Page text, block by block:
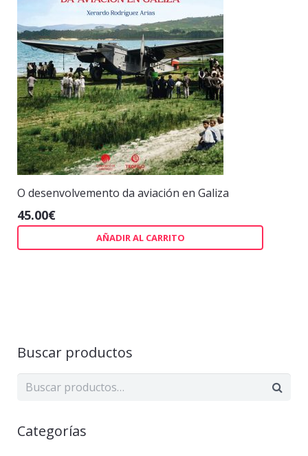
O desenvolvemento da aviación en Galiza
45.00€
AÑADIR AL CARRITO
Buscar productos
Categorías